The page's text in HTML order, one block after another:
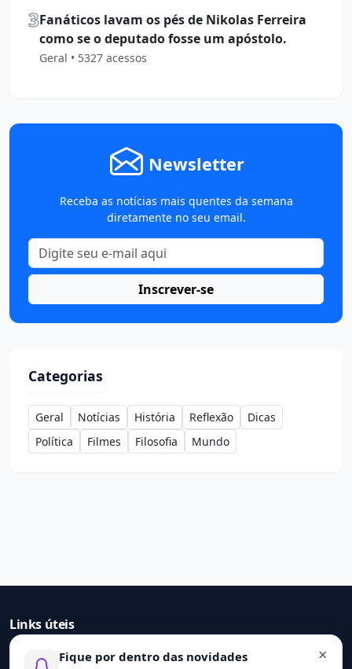
3Fanáticos lavam os pés de Nikolas Ferreira
como se o deputado fosse um apóstolo.
Geral • 5327 acessos
Newsletter
Receba as notícias mais quentes da semana
diretamente no seu email.
Inscrever-se
Categorias
Geral Notícias História Reflexão
Dicas
Política
Filmes Filosofia Mundo
Links úteis
Início ×
Fique por dentro das novidades